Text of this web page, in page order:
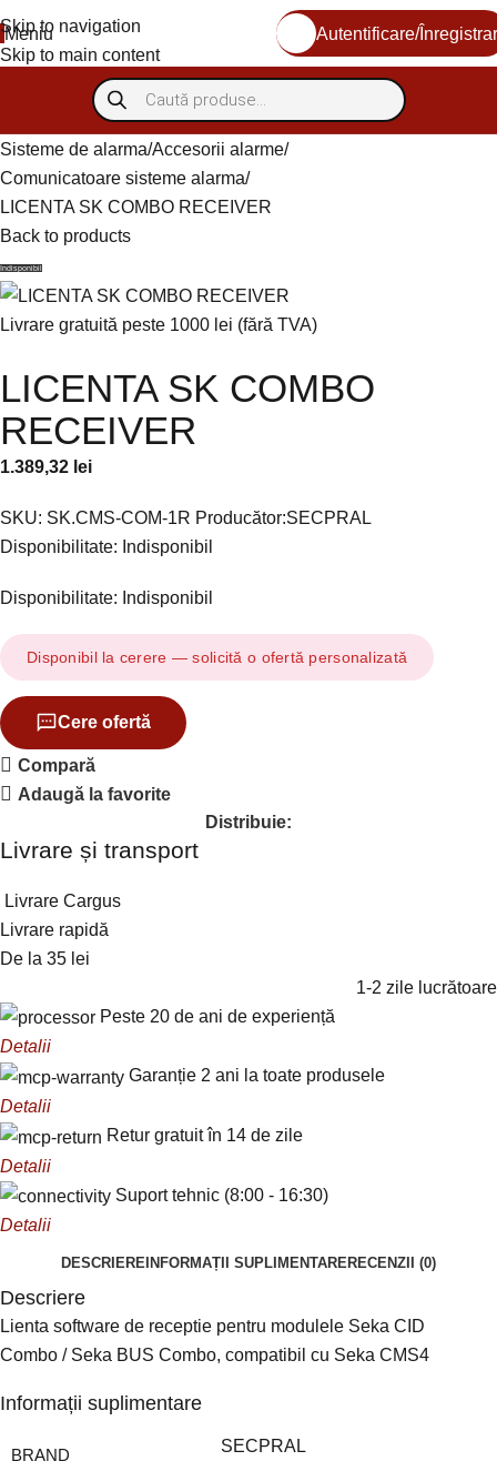
Skip to navigation
Skip to main content
Meniu Autentificare/
Sisteme de alarma Accesorii alarme
Comunicatoare sisteme alarma
LICENTA SK COMBO RECEIVER
Back to products
Indisponibil
Livrare gratuită peste 1000 lei (fără TVA)
LICENTA SK COMBO
RECEIVER
1.389,32 lei
SKU: SK.CMS-COM-1R Producător:SECPRAL
Disponibilitate: Indisponibil
Disponibilitate: Indisponibil
Disponibil la cerere — solicită o ofertă personalizată
Cere ofertă
Compară
Adaugă la favorite
Distribuie:
Livrare și transport
Livrare Cargus
Livrare rapidă
De la 35 lei
1-2 zile lucrătoare
Peste 20 de ani de experiență
Detalii
Garanție 2 ani la toate produsele
Detalii
Retur gratuit în 14 de zile
Detalii
Suport tehnic (8:00 - 16:30)
Detalii
DESCRIERE INFORMAȚII SUPLIMENTARE RECENZII (0)
Descriere
Lienta software de receptie pentru modulele Seka CID
Combo / Seka BUS Combo, compatibil cu Seka CMS4
Informații suplimentare
BRAND SECPRAL